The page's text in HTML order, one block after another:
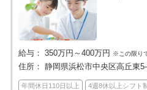
藤枝市 22
袋井市 7
裾野市 10
給与： 350万円～400万円 ※この限り
住所： 静岡県浜松市中央区高丘東
年間休日110日以上 4週8休以上シフト制